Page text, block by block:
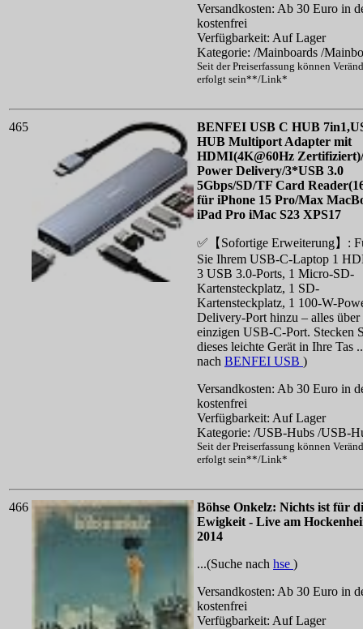
Versandkosten: Ab 30 Euro in
kostenfrei
Verfügbarkeit: Auf Lager
Kategorie: /Mainboards /
Seit der Preiserfassung können
erfolgt sein**/Link*
465
BENFEI USB C HUB
HUB Multiport Adapter mit
HDMI(4K@60Hz
Power Delivery/3*USB 3.0
5Gbps/SD/TF Card
für iPhone 15 Pro/Max
iPad Pro iMac S23 XPS17
✅【Sofortige Erweiterung】:
Sie Ihrem USB-C-Laptop 1
3 USB 3.0-Ports, 1 Micro-SD-
Kartensteckplatz, 1 SD-
Kartensteckplatz, 1 100-W-
Delivery-Port hinzu – alles über
einzigen USB-C-Port. Stecken
dieses leichte Gerät in Ihre Tas
nach BENFEI USB )
Versandkosten: Ab 30 Euro in
kostenfrei
Verfügbarkeit: Auf Lager
Kategorie: /USB-Hubs /USB-
Seit der Preiserfassung können
erfolgt sein**/Link*
466
Böhse Onkelz: Nichts ist für
Ewigkeit - Live am
2014
...(Suche nach hse )
Versandkosten: Ab 30 Euro in
kostenfrei
Verfügbarkeit: Auf Lager